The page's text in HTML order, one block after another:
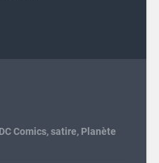
DC Comics,satire, Planète